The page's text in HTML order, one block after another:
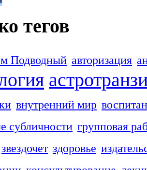
тегов
Подводный авторизация
внутренний мир
субличности групповая
звездочет здоровье